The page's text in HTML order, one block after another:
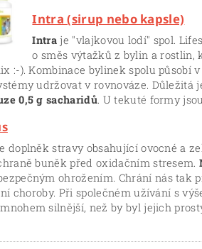
Intra (sirup nebo kapsle)
Intra je "vlajkovou lodí" spol.
o směs výtažků z bylin a rostlin,
:-). Kombinace bylinek spolu působí
udržovat v rovnováze. Důležitá
0,5 g sacharidů. U tekuté formy
doplněk stravy obsahující ovocné a
buněk před oxidačním stresem.
ohrožením. Chrání nás tak
choroby. Při společném užívání s
silnější, než by byl jejich